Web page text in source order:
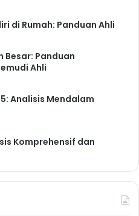
di Rumah: Panduan Ahli
Besar: Panduan
Ahli
Analisis Mendalam
Komprehensif dan